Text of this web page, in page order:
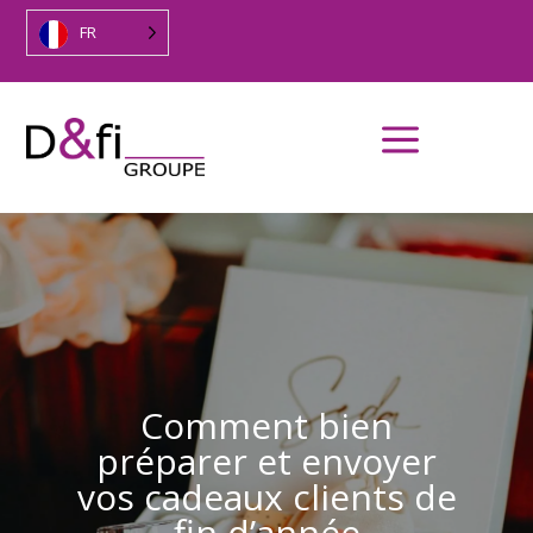
FR
a
Comment bien
préparer et envoyer
vos cadeaux clients de